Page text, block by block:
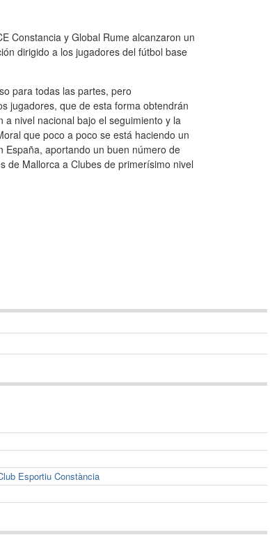
Constancia y Global Rume alcanzaron un
dirigido a los jugadores del fútbol base
para todas las partes, pero
jugadores, que de esta forma obtendrán
a nivel nacional bajo el seguimiento y la
que poco a poco se está haciendo un
España, aportando un buen número de
de Mallorca a Clubes de primerísimo nivel
Esportiu Constància